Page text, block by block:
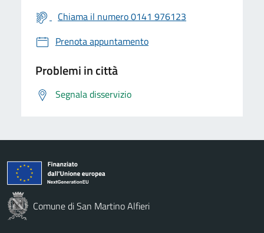
Chiama il numero 0141 976123
Prenota appuntamento
Problemi in città
Segnala disservizio
Comune di San Martino Alfieri